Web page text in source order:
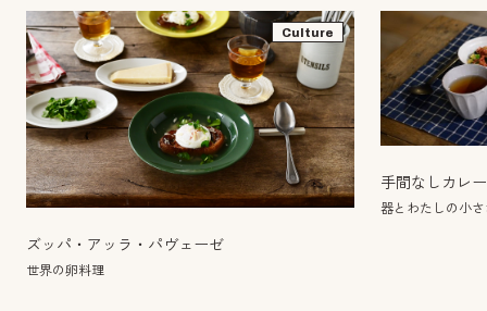
Culture
ズッパ・アッラ・パヴェーゼ
世界の卵料理
手間なしカレ
器とわたしの小